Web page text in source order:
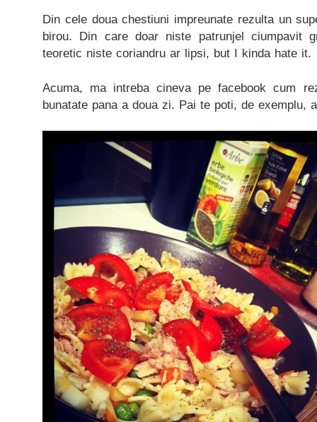
Din cele doua chestiuni impreunate rezulta un
birou. Din care doar niste patrunjel ciumpavit
teoretic niste coriandru ar lipsi, but I kinda hate it.
Acuma, ma intreba cineva pe facebook cum
bunatate pana a doua zi. Pai te poti, de exemplu,